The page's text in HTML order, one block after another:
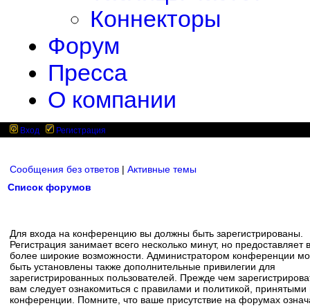
Коннекторы
Форум
Пресса
О компании
Вход Регистрация
Сообщения без ответов | Активные темы
Список форумов
Для входа на конференцию вы должны быть зарегистрированы.
Регистрация занимает всего несколько минут, но предоставляет
более широкие возможности. Администратором конференции
быть установлены также дополнительные привилегии для
зарегистрированных пользователей. Прежде чем
вам следует ознакомиться с правилами и политикой, принятыми
конференции. Помните, что ваше присутствие на форумах